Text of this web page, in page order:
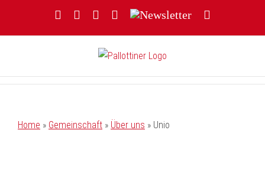
FacebookYouTubeInstagram
Threads
Newsletter
Home » Gemeinschaft » Über uns » Unio